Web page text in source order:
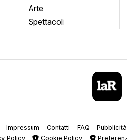
Arte
Spettacoli
Impressum Contatti FAQ
Pubblicità
Policy Cookie Policy